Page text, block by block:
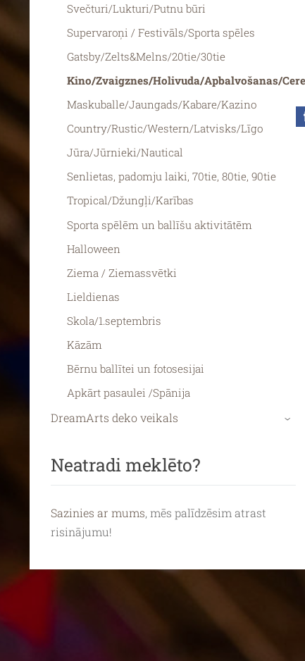
Svečturi/Lukturi/Putnu būri
Supervaroņi / Festivāls/Sporta spēles
Gatsby/Zelts&Melns/20tie/30tie
Kino/Zvaigznes/Holivuda/Apbalvošanas/
Maskuballe/Jaungads/Kabare/Kazino
Country/Rustic/Western/Latvisks/Līgo
Jūra/Jūrnieki/Nautical
Senlietas, padomju laiki, 70tie, 80tie, 90tie
Tropical/Džungļi/Karības
Sporta spēlēm un ballīšu aktivitātēm
Halloween
Ziema / Ziemassvētki
Lieldienas
Skola/1.septembris
Kāzām
Bērnu ballītei un fotosesijai
Apkārt pasaulei /Spānija
DreamArts deko veikals ›
Neatradi meklēto?
Sazinies ar mums, mēs palīdzēsim atrast
risinājumu!